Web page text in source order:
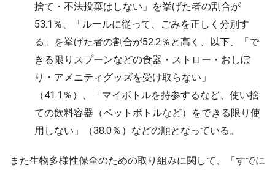
捨て・不法投棄はしない」を挙げた者の割合が
53.1％、「ルールに従って、ごみを正しく分別す
る」を挙げた者の割合が52.2％と高く、以下、「で
きる限りスプーンなどの食器・ストロー・おしぼ
り・アメニティグッズを受け取らない」
（41.1％）、「マイボトルを持参するなど、使い捨
ての飲料容器（ペットボトルなど）をできる限り使
用しない」（38.0％）などの順となっている。
また生物多様性保全のための取り組みに関して、「すでに